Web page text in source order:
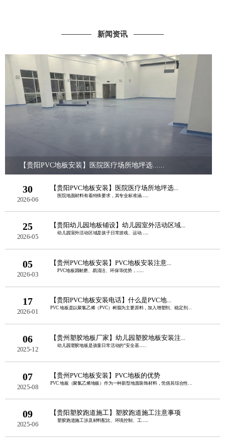
新闻资讯
【贵阳PVC地板安装】医院医疗场所地坪选......
30
2026-06
【贵阳PVC地板安装】医院医疗场所地坪选...
医院地面材料有着特殊要求，其专业标准涵......
25
2026-05
【贵阳幼儿园地板铺设】幼儿园室外活动区域...
幼儿园室外活动区域是孩子日常游戏、运动......
05
2026-03
【贵州PVC地板安装】PVC地板安装注意...
PVC地板因耐磨、易清洁、环保等优势，......
17
2026-01
【贵阳PVC地板安装电话】什么是PVC地...
PVC 地板是以聚氯乙烯（PVC）树脂为主要原料，加入增塑剂、稳定剂、填料等辅料......
06
2025-12
【贵州塑胶地板厂家】幼儿园塑胶地板安装注...
幼儿园塑胶地板是孩童日常活动的“安全基......
07
2025-08
【贵州PVC地板安装】PVC地板的优势
09
2025-06
【贵阳塑胶跑道施工】塑胶跑道施工注意事项
塑胶跑道施工涉及材料配比、环境控制、工......